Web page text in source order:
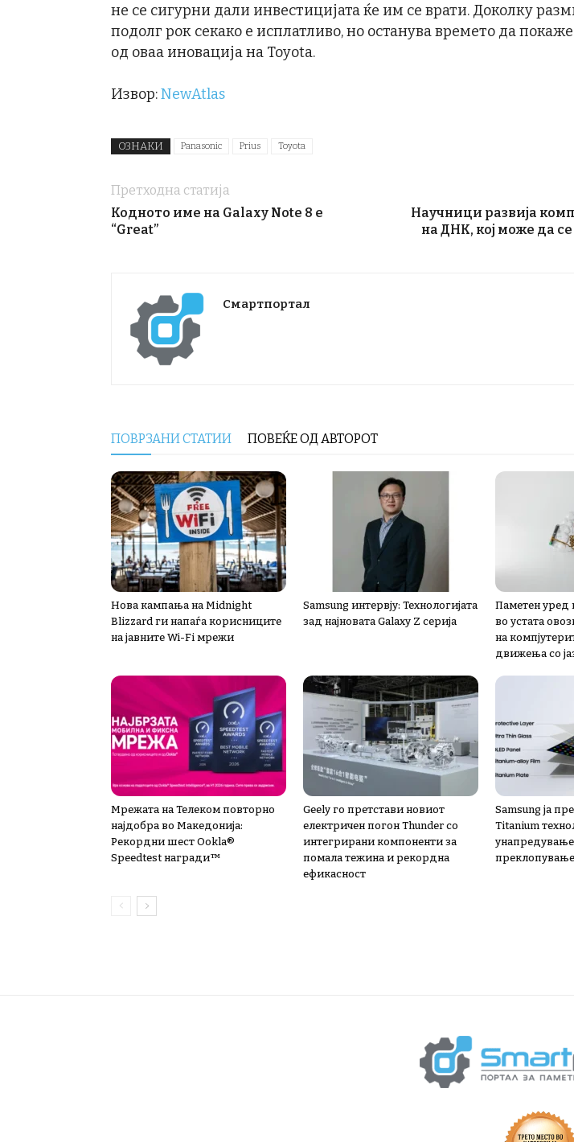
не се сигурни дали инвестицијата ќе им се врати. Доколку
подолг рок секако е исплатливо, но останува времето да
од оваа иновација на Toyota.
Извор:NewAtlas
ОЗНАКИ Panasonic Prius Toyota
Претходна статија
Кодното име на Galaxy Note 8 е
“Great”
Научници развија
на ДНК, кој може да
Смартпортал
ПОВРЗАНИ СТАТИИ ПОВЕЌЕ ОД АВТОРОТ
Нова кампања на Midnight
Blizzard ги напаѓа корисниците
на јавните Wi-Fi мрежи
Samsung интервју: Технологијата
зад најновата Galaxy Z серија
Паметен уред
во устата
на
движења со
Мрежата на Телеком повторно
најдобра во Македонија:
Рекордни шест Ookla®
Speedtest награди™
Geely го претстави новиот
електричен погон Thunder со
интегрирани компоненти за
помала тежина и рекордна
ефикасност
Samsung ја
Titanium
унапредување
преклопување